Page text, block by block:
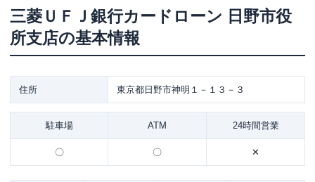
三菱ＵＦＪ銀行カードローン 日野市役
所支店の基本情報
住所 東京都日野市神明１－１３－３
駐車場 ATM 24時間営業
〇 〇 ✕